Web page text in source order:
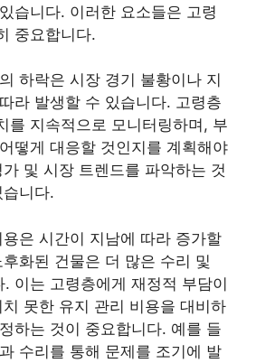
습니다. 이러한 요소들은 고령
중요합니다.
하락은 시장 경기 불황이나 지
라 발생할 수 있습니다. 고령층
를 지속적으로 모니터링하며, 부
떻게 대응할 것인지를 계획해야
및 시장 트렌드를 파악하는 것
니다.
은 시간이 지남에 따라 증가할
화된 건물은 더 많은 수리 및
이는 고령층에게 재정적 부담이
못한 유지 관리 비용을 대비하
하는 것이 중요합니다. 예를 들
수리를 통해 문제를 조기에 발